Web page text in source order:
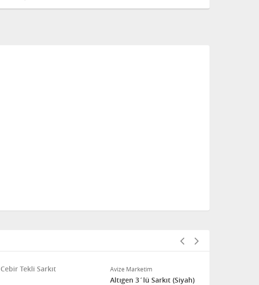
Cebir Tekli Sarkıt Avize Marketim
Altıgen 3´lü Sarkıt (Siyah)